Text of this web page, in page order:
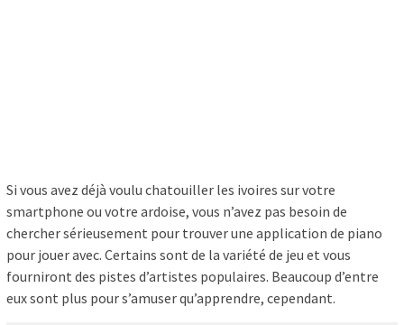
Si vous avez déjà voulu chatouiller les ivoires sur votre
smartphone ou votre ardoise, vous n’avez pas besoin de
chercher sérieusement pour trouver une application de piano
pour jouer avec. Certains sont de la variété de jeu et vous
fourniront des pistes d’artistes populaires. Beaucoup d’entre
eux sont plus pour s’amuser qu’apprendre, cependant.